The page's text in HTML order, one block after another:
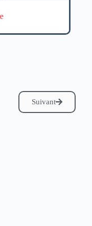
Suivant